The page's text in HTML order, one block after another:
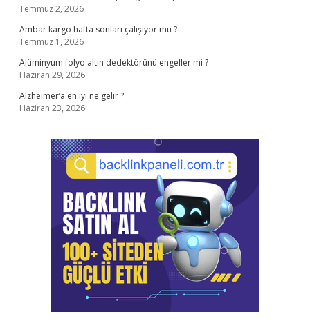
Temmuz 2, 2026
Ambar kargo hafta sonları çalışıyor mu ?
Temmuz 1, 2026
Alüminyum folyo altın dedektörünü engeller mi ?
Haziran 29, 2026
Alzheimer’a en iyi ne gelir ?
Haziran 23, 2026